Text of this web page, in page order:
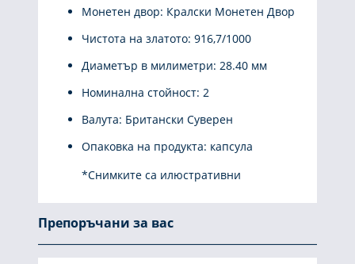
Монетен двор: Кралски Монетен Двор
Чистота на златото: 916,7/1000
Диаметър в милиметри: 28.40 мм
Номинална стойност: 2
Валута: Британски Суверен
Опаковка на продукта: капсула
*Снимките са илюстративни
Препоръчани за вас